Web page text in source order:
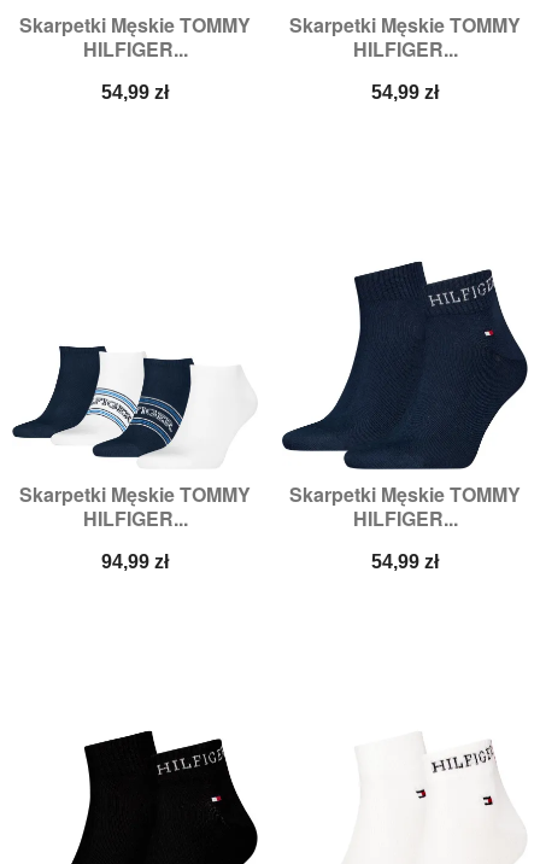
Skarpetki Męskie TOMMY
HILFIGER...
Cena
54,99 zł
Skarpetki Męskie TOMMY
HILFIGER...
Cena
54,99 zł
Skarpetki Męskie TOMMY
HILFIGER...
Cena
94,99 zł
Skarpetki Męskie TOMMY
HILFIGER...
Cena
54,99 zł